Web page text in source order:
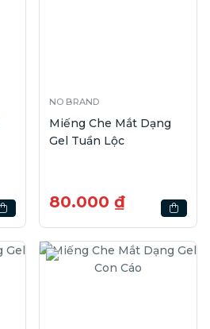
NO BRAND
Miếng Che Mắt Dạng
Gel Tuần Lộc
80.000 ₫